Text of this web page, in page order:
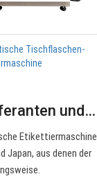
Tischflaschen-
und…
Etikettiermaschine
Japan, aus denen der